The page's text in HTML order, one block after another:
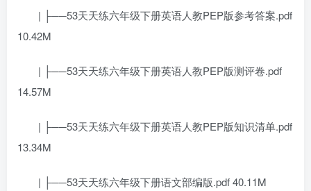
| ├──53天天练六年级下册英语人教PEP版参考答案.pdf
10.42M
| ├──53天天练六年级下册英语人教PEP版测评卷.pdf
14.57M
| ├──53天天练六年级下册英语人教PEP版知识清单.pdf
13.34M
| ├──53天天练六年级下册语文部编版.pdf 40.11M